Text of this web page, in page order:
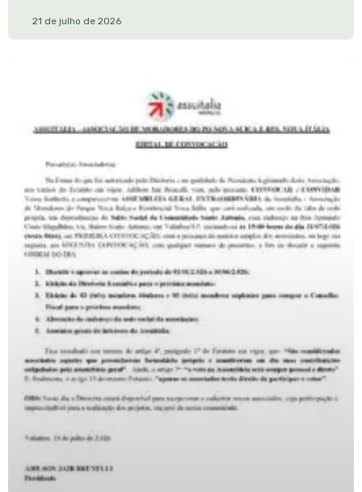
21 de julho de 2026